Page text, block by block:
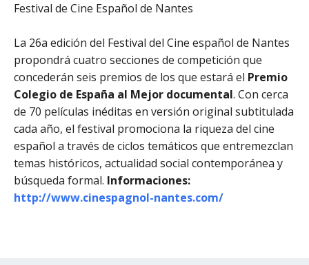
Festival de Cine Español de Nantes
La 26a edición del Festival del Cine español de Nantes
propondrá cuatro secciones de competición que
concederán seis premios de los que estará el Premio
Colegio de España al Mejor documental. Con cerca
de 70 películas inéditas en versión original subtitulada
cada año, el festival promociona la riqueza del cine
español a través de ciclos temáticos que entremezclan
temas históricos, actualidad social contemporánea y
búsqueda formal. Informaciones:
http://www.cinespagnol-nantes.com/